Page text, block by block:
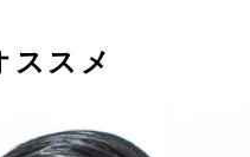
ススメ